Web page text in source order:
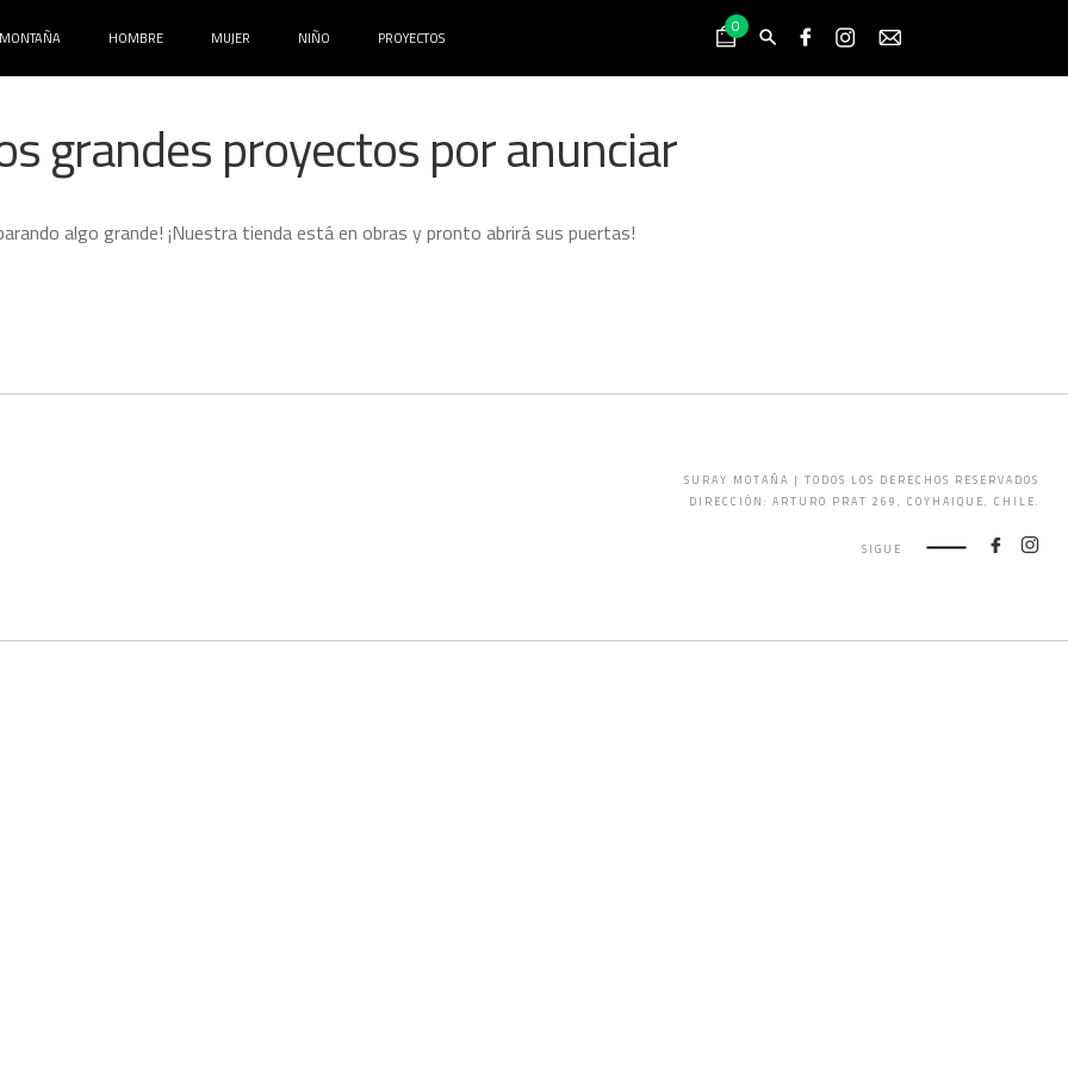
MONTAÑA HOMBRE MUJER NIÑO PROYECTOS
0
grandes proyectos por anunciar
algo grande! ¡Nuestra tienda está en obras y pronto abrirá sus puertas!
SURAY MOTAÑA | TODOS LOS DERECHOS RESERVADOS
DIRECCIÓN: ARTURO PRAT 269, COYHAIQUE, CHILE.
SIGUE